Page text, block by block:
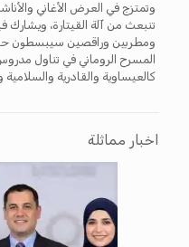
وتمتزج في العرض الأغاني
تنبعث من آلة القيتارة،
ومطربين وراقصين سيبسطون
المسرح الروماني في تناول
كالعيساوية والقادرية والسلامية
اخبار مماثلة